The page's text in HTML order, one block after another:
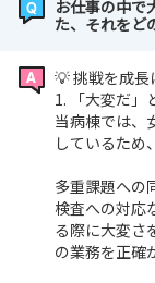
お仕事の中で
た、それをど
💡 挑戦を成
1. 「大変だ」
当病棟では、
しているため
多重課題への
検査への対応
る際に大変さ
の業務を正確